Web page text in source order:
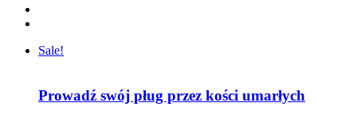
Sale!
Prowadź swój pług przez kości umarłych